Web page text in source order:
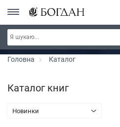
Серія "Чейзіана" ~ знижка 20%
Головна Каталог
Каталог книг
Новинки